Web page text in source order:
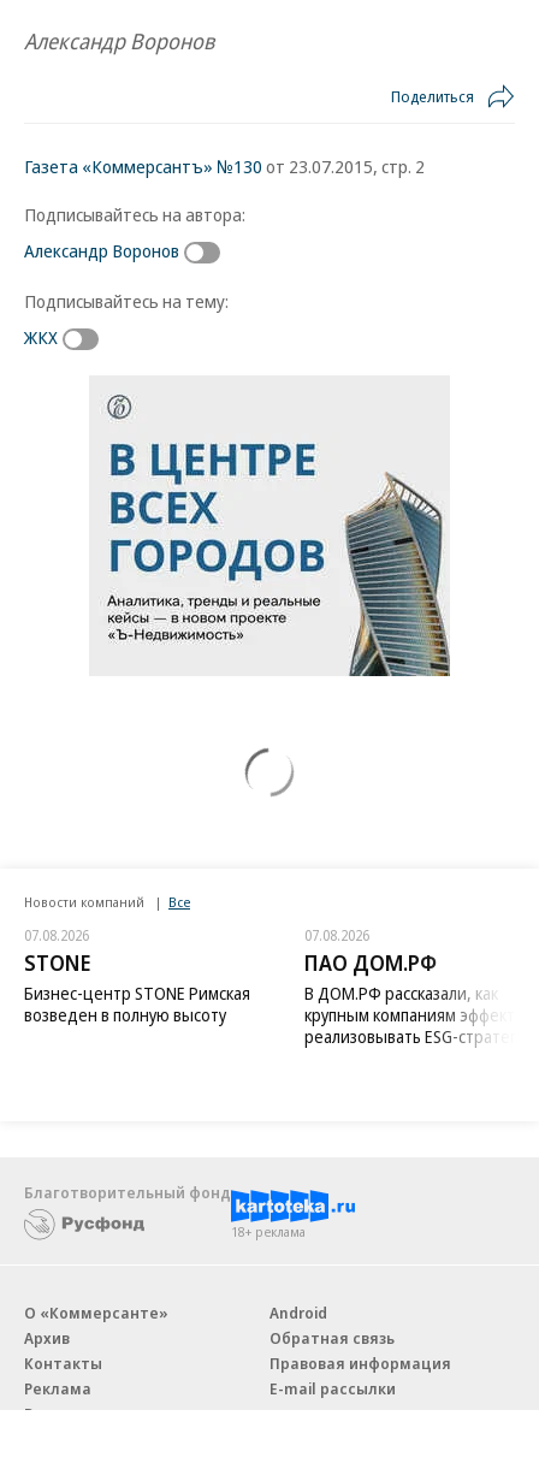
Александр Воронов
Поделиться
Газета «Коммерсантъ» №130 от 23.07.2015, стр. 2
Подписывайтесь на автора:
Александр Воронов
Подписывайтесь на тему:
ЖКХ
Новости компаний Все
07.08.2026
STONE
Бизнес-центр STONE Римская
возведен в полную высоту
07.08.2026
ПАО ДОМ.РФ
В ДОМ.РФ рассказали, как
крупным компаниям
реализовывать ESG-стратегию
Благотворительный фонд
18+ реклама
О «Коммерсанте»
Архив
Контакты
Реклама
Вакансии
Android
Обратная связь
Правовая информация
E-mail рассылки